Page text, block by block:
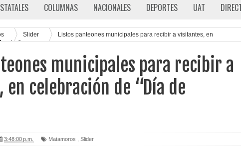
COLUMNAS NACIONALES DEPORTES UAT
Slider
Listos panteones municipales para recibir a visitantes, en
municipales para recibir a
celebración de “Día de
3:48:00 p.m. Matamoros Slider